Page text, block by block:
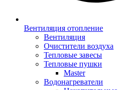
Вентиляция отопление
Вентиляция
Очистители воздуха
Тепловые завесы
Тепловые пушки
Master
Водонагреватели